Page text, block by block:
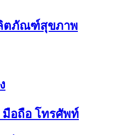
ตภัณฑ์สุขภาพ
อถือ โทรศัพท์